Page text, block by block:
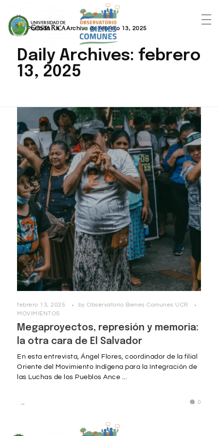
Portada » Archivo de febrero 13, 2025
Daily Archives: febrero
13, 2025
febrero 13, 2025 by Observatorio Bienes Comunes UCR
MOVIMIENTOS
Megaproyectos, represión y memoria:
la otra cara de El Salvador
En esta entrevista, Ángel Flores, coordinador de la filial
Oriente del Movimiento Indígena para la Integración de
las Luchas de los Pueblos Ance ...
0